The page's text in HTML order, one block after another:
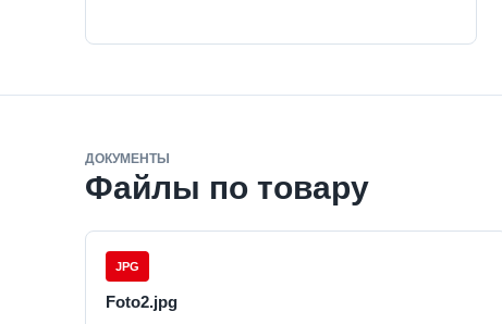
ДОКУМЕНТЫ
Файлы по товару
JPG
Foto2.jpg